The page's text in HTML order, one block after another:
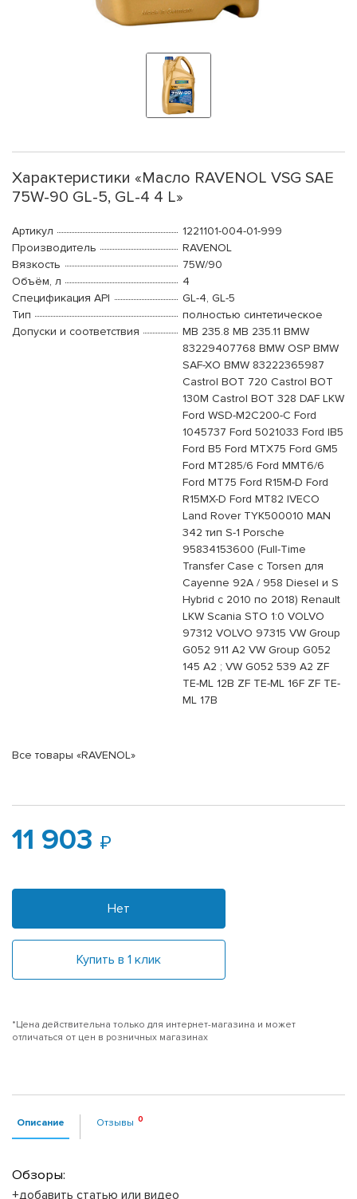
Характеристики «Масло RAVENOL VSG SAE
75W-90 GL-5, GL-4 4 L»
Артикул
1221101-004-01-999
Производитель
RAVENOL
Вязкость
75W/90
Объём, л
4
Спецификация API
GL-4, GL-5
Тип
полностью синтетическое
Допуски и соответствия
MB 235.8 MB 235.11 BMW
83229407768 BMW OSP BMW
SAF-XO BMW 83222365987
Castrol BOT 720 Castrol BOT
130M Castrol BOT 328 DAF LKW
Ford WSD-M2C200-C Ford
1045737 Ford 5021033 Ford IB5
Ford B5 Ford MTX75 Ford GM5
Ford MT285/6 Ford MMT6/6
Ford MT75 Ford R15M-D Ford
R15MX-D Ford MT82 IVECO
Land Rover TYK500010 MAN
342 тип S-1 Porsche
95834153600 (Full-Time
Transfer Case с Torsen для
Cayenne 92A / 958 Diesel и S
Hybrid c 2010 по 2018) Renault
LKW Scania STO 1:0 VOLVO
97312 VOLVO 97315 VW Group
G052 911 A2 VW Group G052
145 A2 ; VW G052 539 A2 ZF
TE-ML 12B ZF TE-ML 16F ZF TE-
ML 17B
Все товары «RAVENOL»
11 903
Нет
Купить в 1 клик
*Цена действительна только для интернет-магазина и может
отличаться от цен в розничных магазинах
Описание Отзывы
Обзоры:
+добавить статью или видео